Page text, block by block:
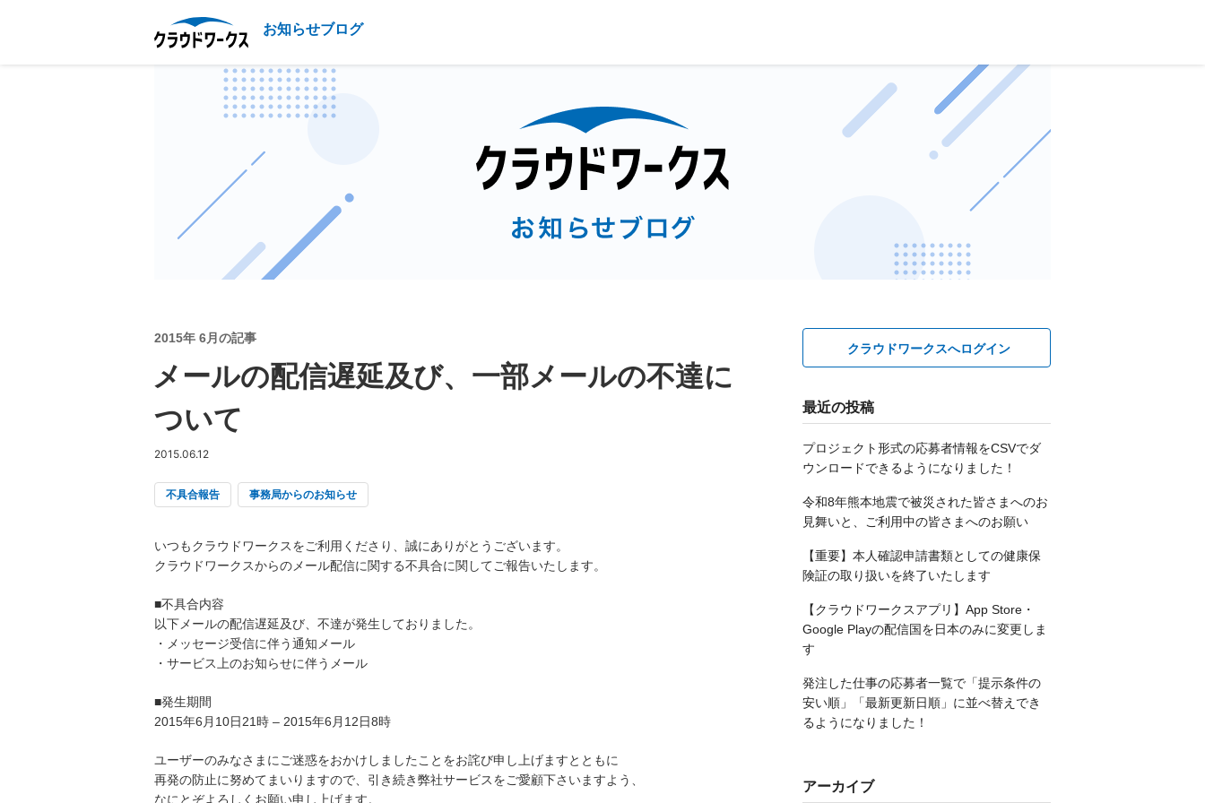
お知らせブログ
2015年 6月の記事
メールの配信遅延及び、一部メールの不達に
ついて
2015.06.12
不具合報告 事務局からのお知らせ
いつもクラウドワークスをご利用くださり、誠にありがとうございます。
クラウドワークスからのメール配信に関する不具合に関してご報告いたします。
■不具合内容
以下メールの配信遅延及び、不達が発生しておりました。
・メッセージ受信に伴う通知メール
・サービス上のお知らせに伴うメール
■発生期間
2015年6月10日21時 – 2015年6月12日8時
ユーザーのみなさまにご迷惑をおかけしましたことをお詫び申し上げますとともに
再発の防止に努めてまいりますので、引き続き弊社サービスをご愛顧下さいますよう、
なにとぞよろしくお願い申し上げます。
クラウドワークスへログイン
最近の投稿
プロジェクト形式の応募者情報をCSVでダ
ウンロードできるようになりました！
令和8年熊本地震で被災された皆さまへのお
見舞いと、ご利用中の皆さまへのお願い
【重要】本人確認申請書類としての健康保
険証の取り扱いを終了いたします
【クラウドワークスアプリ】App Store・
Google Playの配信国を日本のみに変更しま
す
発注した仕事の応募者一覧で「提示条件の
安い順」「最新更新日順」に並べ替えでき
るようになりました！
アーカイブ